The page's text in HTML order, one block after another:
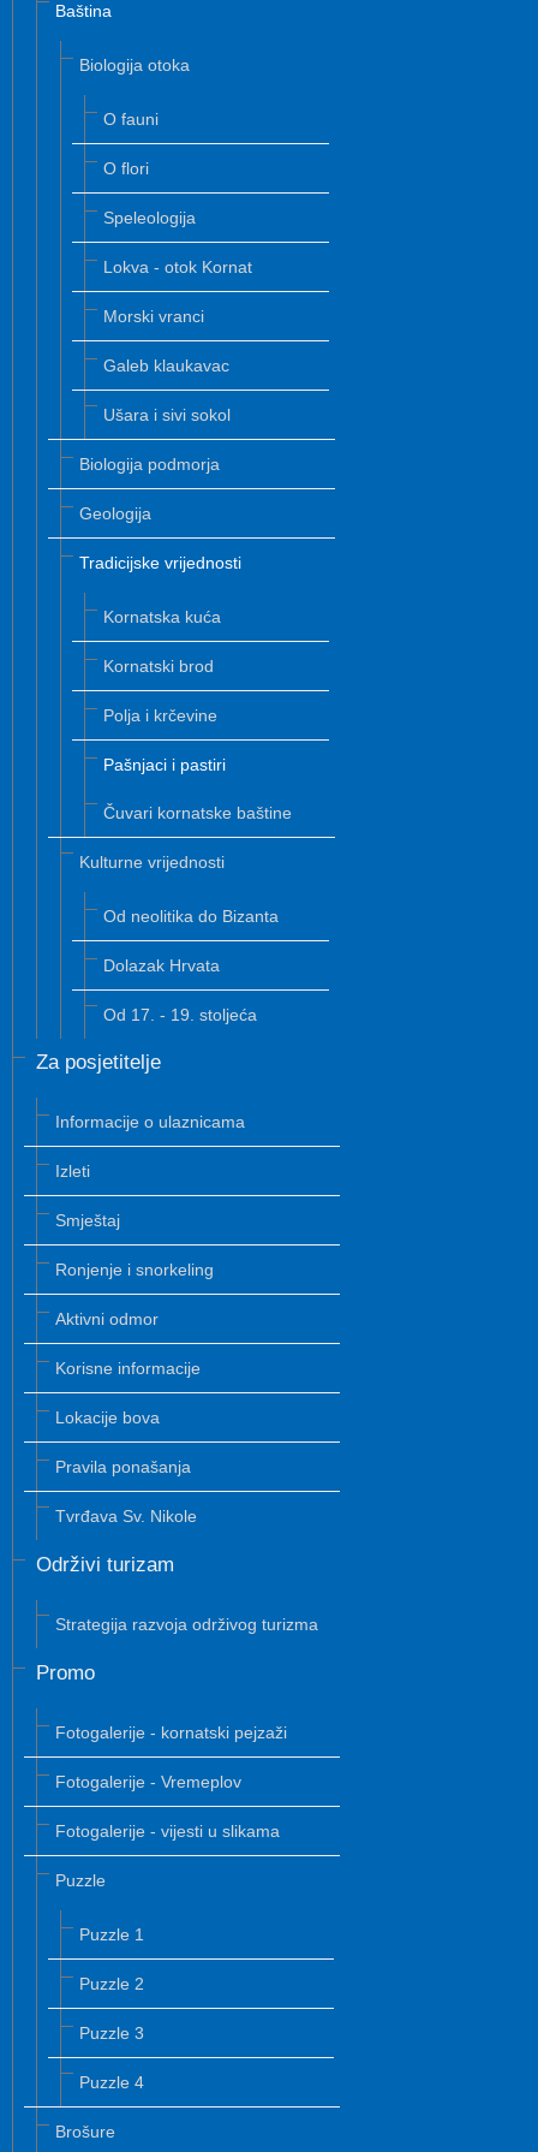
Baština
Biologija otoka
O fauni
O flori
Speleologija
Lokva - otok Kornat
Morski vranci
Galeb klaukavac
Ušara i sivi sokol
Biologija podmorja
Geologija
Tradicijske vrijednosti
Kornatska kuća
Kornatski brod
Polja i krčevine
Pašnjaci i pastiri
Čuvari kornatske baštine
Kulturne vrijednosti
Od neolitika do Bizanta
Dolazak Hrvata
Od 17. - 19. stoljeća
Za posjetitelje
Informacije o ulaznicama
Izleti
Smještaj
Ronjenje i snorkeling
Aktivni odmor
Korisne informacije
Lokacije bova
Pravila ponašanja
Tvrđava Sv. Nikole
Održivi turizam
Strategija razvoja održivog turizma
Promo
Fotogalerije - kornatski pejzaži
Fotogalerije - Vremeplov
Fotogalerije - vijesti u slikama
Puzzle
Puzzle 1
Puzzle 2
Puzzle 3
Puzzle 4
Brošure